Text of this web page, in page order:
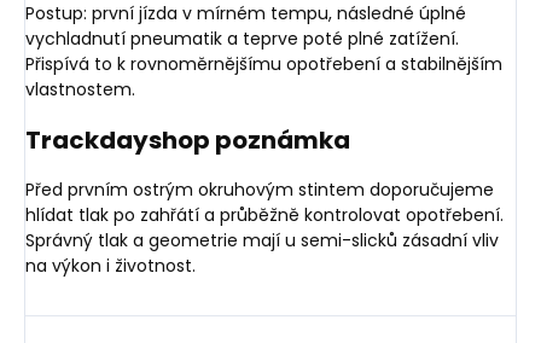
Postup: první jízda v mírném tempu, následné úplné
vychladnutí pneumatik a teprve poté plné zatížení.
Přispívá to k rovnoměrnějšímu opotřebení a stabilnějším
vlastnostem.
Trackdayshop poznámka
Před prvním ostrým okruhovým stintem doporučujeme
hlídat tlak po zahřátí a průběžně kontrolovat opotřebení.
Správný tlak a geometrie mají u semi-slicků zásadní vliv
na výkon i životnost.